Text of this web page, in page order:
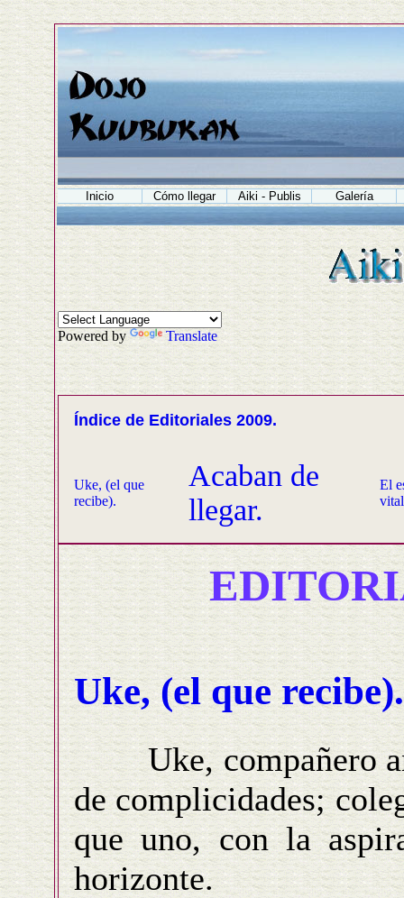
Inicio Cómo llegar Aiki - Publis Galería
Powered by Translate
Índice de Editoriales 2009.
Uke, (el que
recibe).
Acaban de
llegar.
El
Uke, (el que recibe).
Uke, compañero
de complicidades;
que uno, con la
horizonte.